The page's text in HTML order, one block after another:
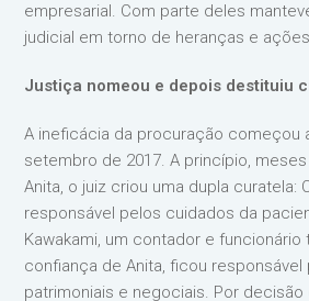
empresarial. Com parte deles
judicial em torno de heranças e
Justiça nomeou e depois destituiu
A ineficácia da procuração começou
setembro de 2017. A princípio,
Anita, o juiz criou uma dupla curatela:
responsável pelos cuidados da
Kawakami, um contador e funcionário
confiança de Anita, ficou responsável
patrimoniais e negociais. Por decisão